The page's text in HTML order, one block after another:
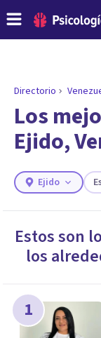
ENCONTRAR MI
Responde a
necesidades.
Directorio
Los
Ejido,
Ejido
Estos son
los
1